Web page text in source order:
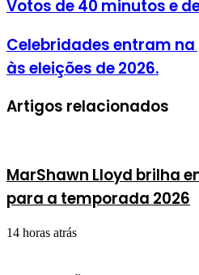
Votos de 40 minutos e
Celebridades entram
às eleições de 2026.
Artigos relacionados
MarShawn Lloyd brilha
para a temporada 2026
14 horas atrás